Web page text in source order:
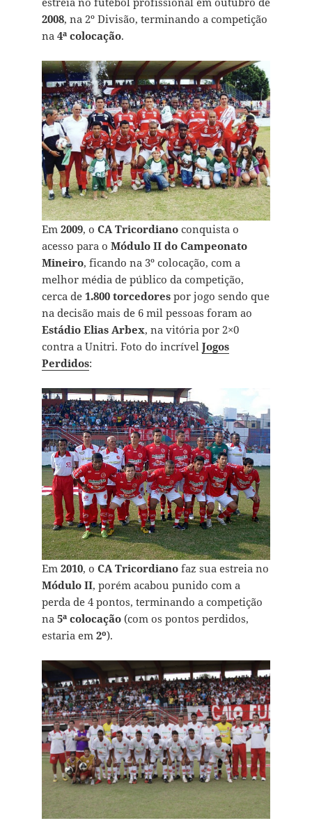
2008, na 2º Divisão, terminando a competição
na 4ª colocação.
Em 2009, o CA Tricordianoconquista o
acesso para o Módulo II do Campeonato
Mineiro, ficando na 3º colocação, com a
melhor média de público da competição,
cerca de 1.800 torcedorespor jogo sendo que
na decisão mais de 6 mil pessoas foram ao
Estádio Elias Arbex, na vitória por 2×0
contra a Unitri. Foto do incrível Jogos
Perdidos:
Em 2010, o CA Tricordianofaz sua estreia no
Módulo II, porém acabou punido com a
perda de 4 pontos, terminando a competição
na 5ª colocação(com os pontos perdidos,
estaria em 2º).